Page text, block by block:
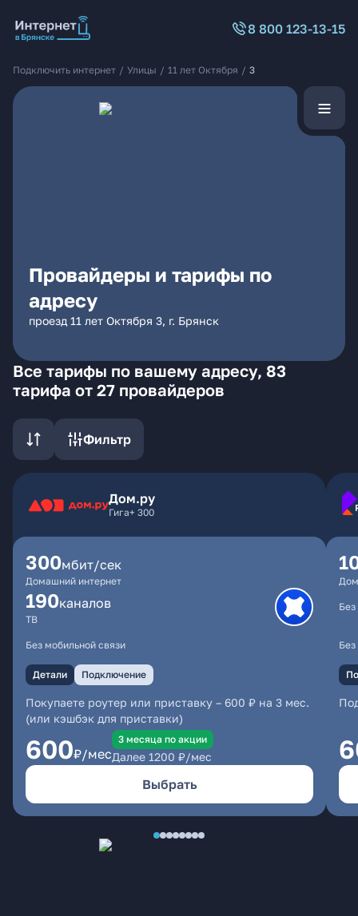
8 800 123-13-15
Подключить интернет / Улицы / 11 лет Октября / 3
Провайдеры и тарифы по
адресу
проезд 11 лет Октября 3, г. Брянск
Все тарифы по вашему адресу, 83
тарифа от 27 провайдеров
Фильтр
Дом.ру
Гига+ 300
300мбит/сек
Домашний интернет
190каналов
ТВ
Без мобильной связи
Детали Подключение
Покупаете роутер или приставку – 600 ₽ на 3 мес.
(или кэшбэк для приставки)
600₽/мес
3 месяцa по акции
Далее 1200 ₽/мес
Выбрать